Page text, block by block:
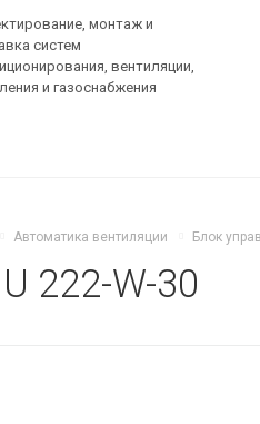
монтаж и
систем
вентиляции,
и газоснабжения
Автоматика вентиляции Блок
222-W-30